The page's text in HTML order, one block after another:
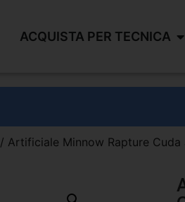
ACQUISTA PER TECNICA
/ Artificiale Minnow Rapture Cuda